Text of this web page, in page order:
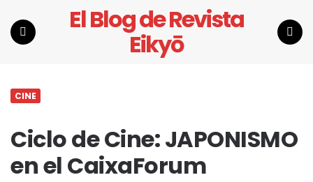
El Blog de Revista
Eikyō
CINE
Ciclo de Cine: JAPONISMO
en el CaixaForum